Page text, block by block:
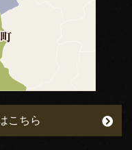
こちら